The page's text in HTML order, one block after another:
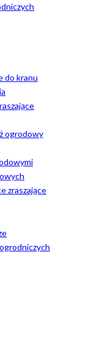
do kranu
ogrodowy
zraszające